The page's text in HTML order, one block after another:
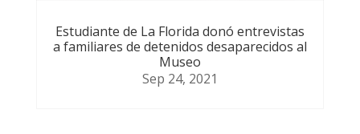
Estudiante de La Florida donó entrevistas
a familiares de detenidos desaparecidos al
Museo
Sep 24, 2021